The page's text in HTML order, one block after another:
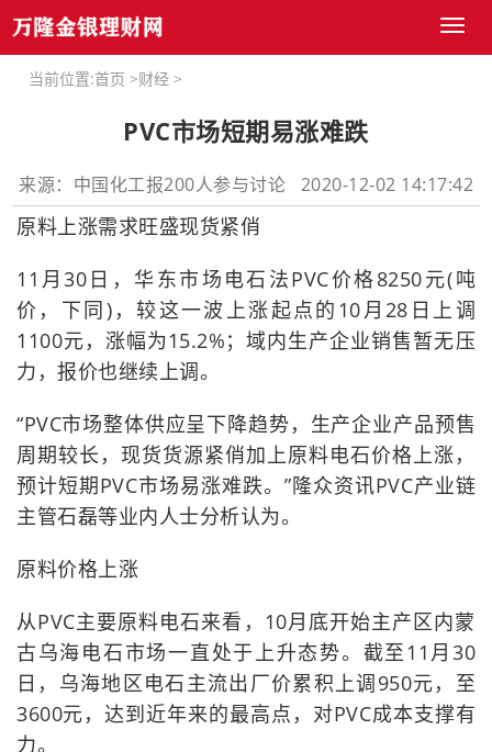
Toggle
当前位置:首页 >财经 >
PVC市场短期易涨难跌
来源：中国化工报200人参与讨论 2020-12-02 14:17:42
原料上涨需求旺盛现货紧俏
11月30日，华东市场电石法PVC价格8250元(吨
价，下同)，较这一波上涨起点的10月28日上调
1100元，涨幅为15.2%；域内生产企业销售暂无压
力，报价也继续上调。
“PVC市场整体供应呈下降趋势，生产企业产品预售
周期较长，现货货源紧俏加上原料电石价格上涨，
预计短期PVC市场易涨难跌。”隆众资讯PVC产业链
主管石磊等业内人士分析认为。
原料价格上涨
从PVC主要原料电石来看，10月底开始主产区内蒙
古乌海电石市场一直处于上升态势。截至11月30
日，乌海地区电石主流出厂价累积上调950元，至
3600元，达到近年来的最高点，对PVC成本支撑有
力。